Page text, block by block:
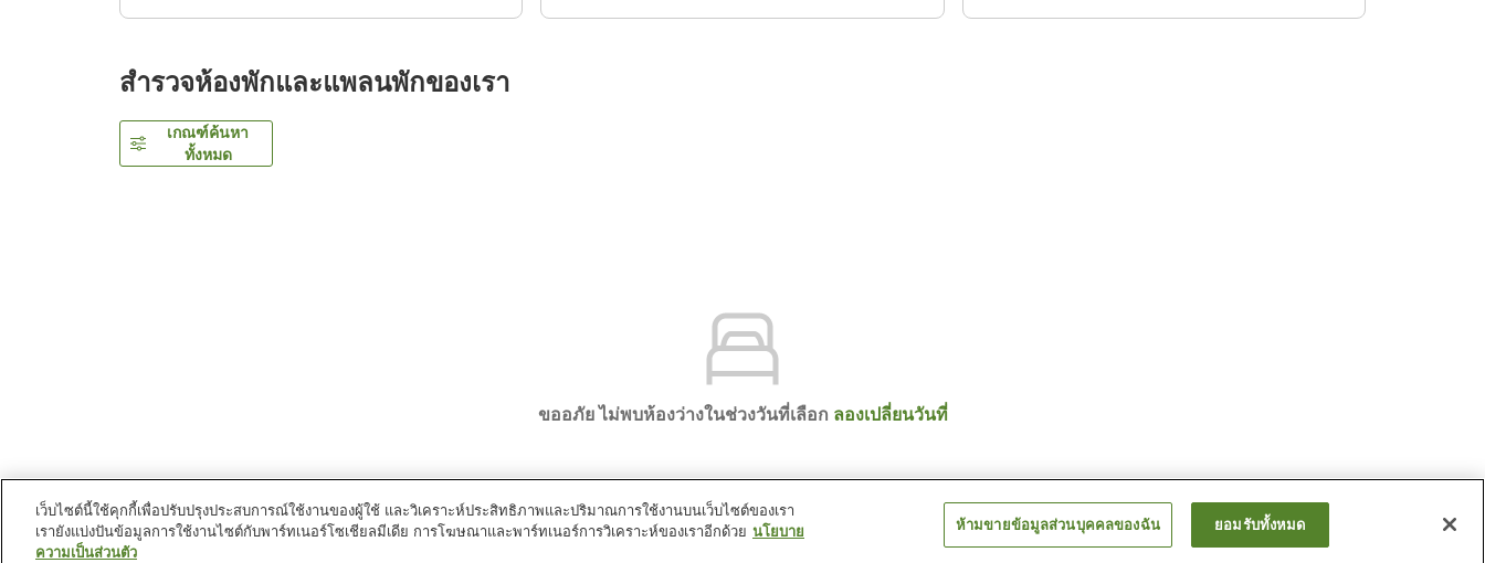
สำรวจห้องพักและแพลนพักของเรา
เกณฑ์ค้นหา
ทั้งหมด
ขออภัย ไม่พบห้องว่างในช่วงวันที่เลือก ลองเปลี่ยนวันที่
หน้าแรก
เว็บไซต์นี้ใช้คุกกี้เพื่อปรับปรุงประสบการณ์ใช้งานของผู้ใช้ และวิเคราะห์ประสิทธิภาพและปริมาณการใช้งานบนเว็บไซต์ของเรา
เรายังแบ่งปันข้อมูลการใช้งานไซต์กับพาร์ทเนอร์โซเชียลมีเดีย การโฆษณาและพาร์ทเนอร์การวิเคราะห์ของเราอีกด้วย นโยบาย
ความเป็นส่วนตัว
ห้ามขายข้อมูลส่วนบุคคลของฉัน ยอมรับทั้งหมด